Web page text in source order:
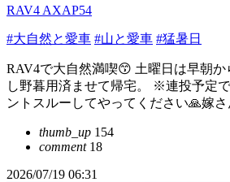
RAV4 AXAP54
#大自然と愛車 #山と愛車 #猛暑日
RAV4で大自然満喫😙 土曜日は早朝
し野暮用済ませて帰宅。 ※連投予定
ントスルーしてやってください🙏嫁さ
thumb_up 154
comment18
2026/07/19 06:31